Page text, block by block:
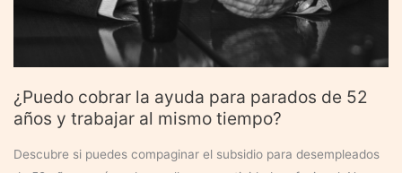
¿Puedo cobrar la ayuda para parados de 52
años y trabajar al mismo tiempo?
Descubre si puedes compaginar el subsidio para desempleados